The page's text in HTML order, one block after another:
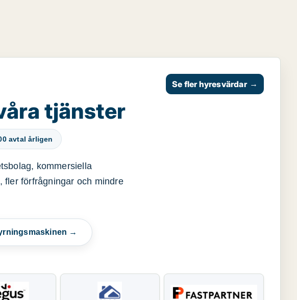
tjänster
avtal årligen
kommersiella
fler förfrågningar och mindre
→
Se fler hyresvärdar →